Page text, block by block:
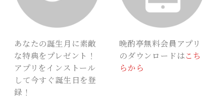
あなたの誕生月に素敵
な特典をプレゼント！
アプリをインストール
して今すぐ誕生日を登
録！
晩酌亭無料会員アプリ
のダウンロードはこち
らから